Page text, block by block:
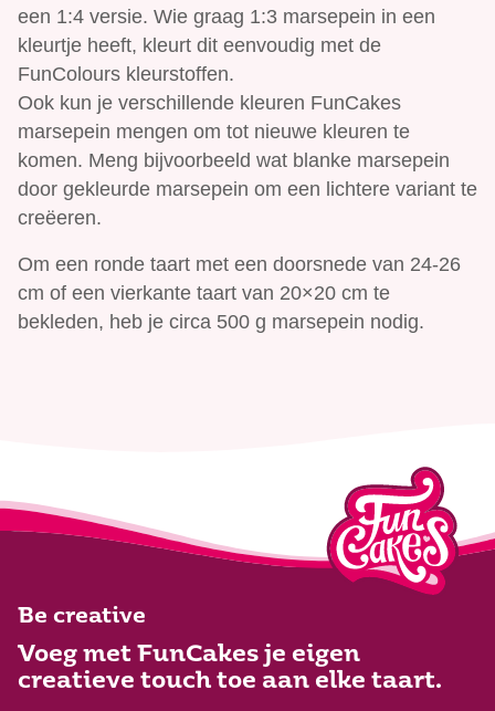
een 1:4 versie. Wie graag 1:3 marsepein in een
kleurtje heeft, kleurt dit eenvoudig met de
FunColours kleurstoffen.
Ook kun je verschillende kleuren FunCakes
marsepein mengen om tot nieuwe kleuren te
komen. Meng bijvoorbeeld wat blanke marsepein
door gekleurde marsepein om een lichtere variant te
creëeren.
Om een ronde taart met een doorsnede van 24-26
cm of een vierkante taart van 20×20 cm te
bekleden, heb je circa 500 g marsepein nodig.
Be creative
Voeg met FunCakes je eigen
creatieve touch toe aan elke taart.